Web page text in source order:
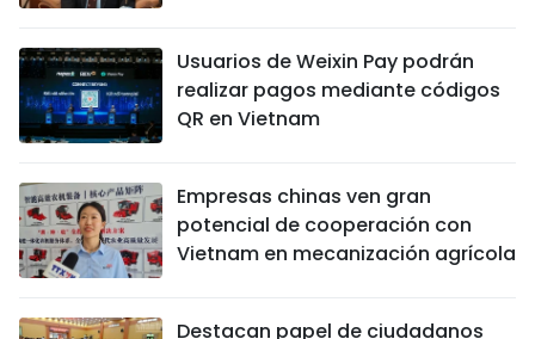
Usuarios de Weixin Pay podrán
realizar pagos mediante códigos
QR en Vietnam
Empresas chinas ven gran
potencial de cooperación con
Vietnam en mecanización agrícola
Destacan papel de ciudadanos